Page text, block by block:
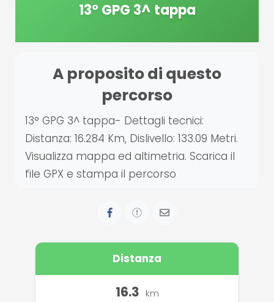
13° GPG 3^ tappa
A proposito di questo
percorso
13° GPG 3^ tappa- Dettagli tecnici:
Distanza: 16.284 Km, Dislivello: 133.09 Metri.
Visualizza mappa ed altimetria. Scarica il
file GPX e stampa il percorso
Distanza
16.3 km